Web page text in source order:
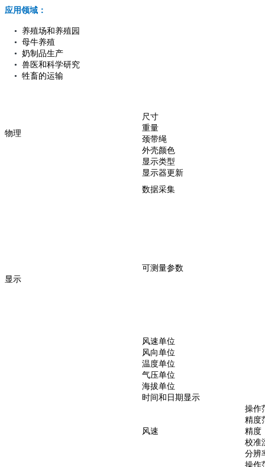
应用领域：
• 养殖场和养殖园
• 母牛养殖
• 奶制品生产
• 兽医和科学研究
• 牲畜的运输
物理
尺寸
重量
颈带绳
外壳颜色
显示
显示类型
显示器更新
数据采集
可测量参数
风速单位
风向单位
温度单位
气压单位
海拔单位
时间和日期显示
风速
操作
精度
精度
校准
分辨
操作